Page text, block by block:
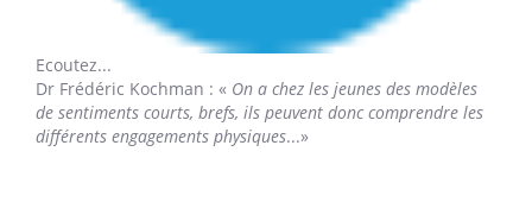
Ecoutez...
Dr Frédéric Kochman : « On a chez les jeunes des modèles
de sentiments courts, brefs, ils peuvent donc comprendre les
différents engagements physiques...»